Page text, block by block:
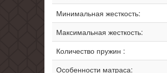
Минимальная жесткость:
Максимальная жесткость:
Количество пружин :
Особенности матраса: